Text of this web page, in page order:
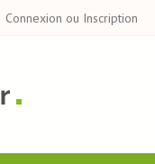
Connexion ou Inscription